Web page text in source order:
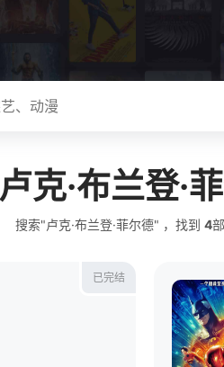
卢克·布兰登·
搜索"卢克·布兰登·菲尔德" ，找到 4
已完结